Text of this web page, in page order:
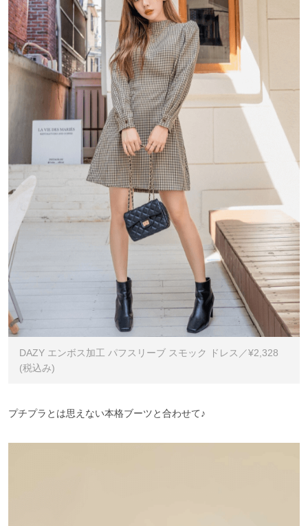
DAZY エンボス加工 パフスリーブ スモック ドレス／¥2,328
(税込み)
プチプラとは思えない本格ブーツと合わせて♪